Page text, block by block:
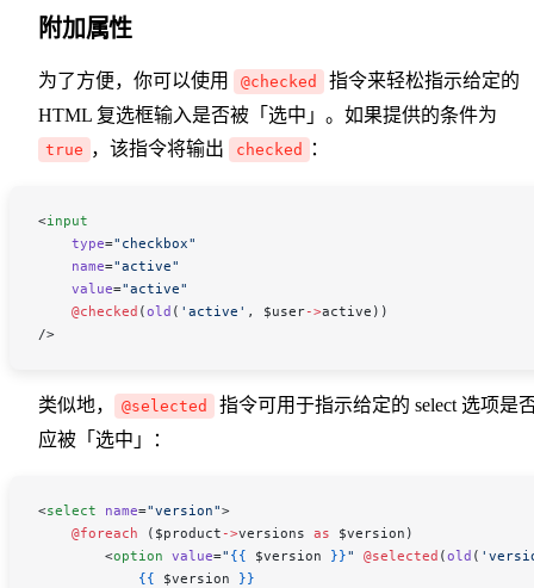
附加属性
为了方便，你可以使用 @checked
指令来轻松指示给定的
HTML 复选框输入是否被「选中」。如果提供的条件为
true ，该指令将输出 checked ：
<input
    type
="checkbox"
    name
="active"
    value
="active"
    @checked
(old ( 'active' , $user->active ))
/>
类似地， @selected
指令可用于指示给定的 select 选项是
应被「选中」：
<select name="version">
    @foreach
( $product ->versions as $version )
        <
option value=" {{ $version }}" @selected (old (
            {{
$version }}